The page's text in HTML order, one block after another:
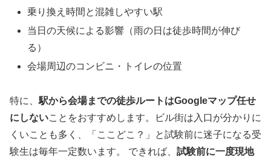
乗り換え時間と混雑しやすい駅
当日の天候による影響（雨の日は徒歩時間が伸び
る）
会場周辺のコンビニ・トイレの位置
特に、 駅から会場までの徒歩ルートはGoogleマップ任せ
にしないことをおすすめします。ビル街は入口が分かりに
くいことも多く、「ここどこ？」と試験前に迷子になる受
験生は毎年一定数います。 できれば、 試験前に一度現地